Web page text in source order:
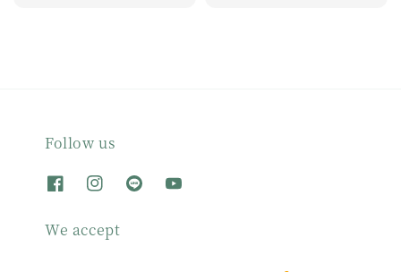
Follow us
We accept